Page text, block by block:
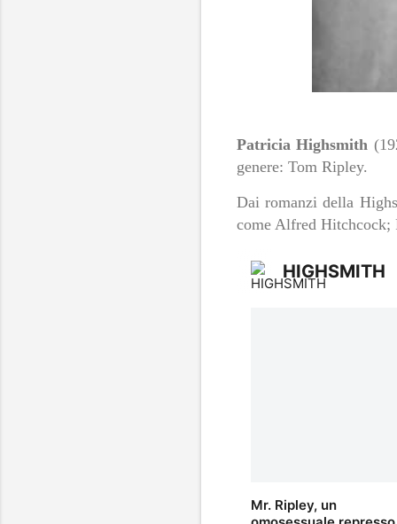
Patricia Highsmith
genere: Tom Ripley.
Dai romanzi della
come Alfred Hitchcock;